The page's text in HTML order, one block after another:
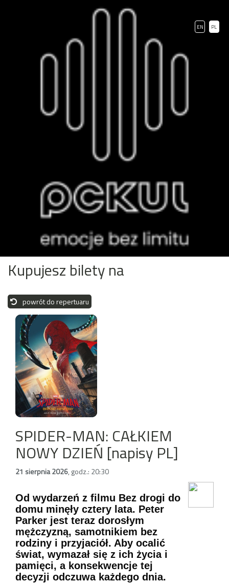
PL
EN
Kupujesz bilety na
powrót do repertuaru
SPIDER-MAN: CAŁKIEM
NOWY DZIEŃ [napisy PL]
21 sierpnia 2026, godz.: 20:30
Od wydarzeń z filmu Bez drogi do
domu minęły cztery lata. Peter
Parker jest teraz dorosłym
mężczyzną, samotnikiem bez
rodziny i przyjaciół. Aby ocalić
świat, wymazał się z ich życia i
pamięci, a konsekwencje tej
decyzji odczuwa każdego dnia.